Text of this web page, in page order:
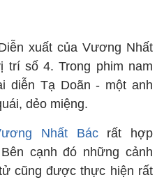
xuất của Vương Nhất
trí số 4. Trong phim nam
diễn Tạ Doãn - một anh
dẻo miệng.
Nhất Bácrất hợp
cạnh đó những cảnh
cũng được thực hiện rất